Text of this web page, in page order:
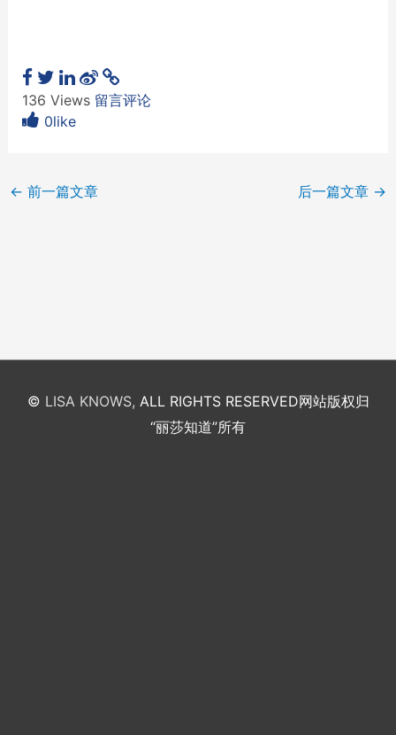
136 Views 留言评论
0like
← 前一篇文章 后一篇文章 →
© LISA KNOWS, ALL RIGHTS RESERVED网站版权归
“丽莎知道”所有